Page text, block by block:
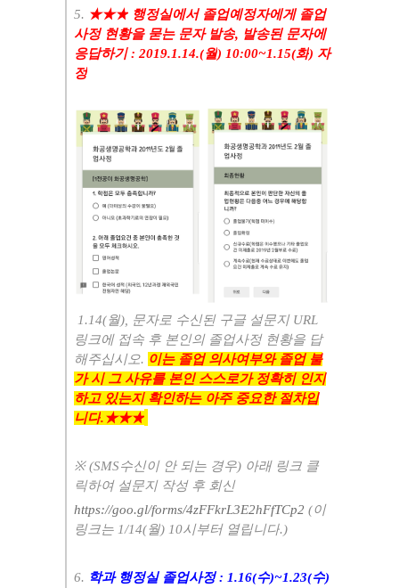
5. ★★★ 행정실에서 졸업예정자에게 졸업
사정 현황을 묻는 문자 발송, 발송된 문자에
응답하기: 2019.1.14.(월) 10:00~1.15(화) 자
정
1.14(월), 문자로 수신된 구글 설문지 URL
링크에 접속 후 본인의 졸업사정 현황을 답
해주십시오. 이는 졸업 의사여부와 졸업 불
가 시 그 사유를 본인 스스로가 정확히 인지
하고 있는지 확인하는 아주 중요한 절차입
니다.★★★
※(SMS수신이 안 되는 경우) 아래 링크 클
릭하여 설문지 작성 후 회신
https://goo.gl/forms/4zFFkrL3E2hFfTCp2 (이
링크는 1/14(월) 10시부터 열립니다.)
6. 학과 행정실 졸업사정: 1.16(수)~1.23(수)